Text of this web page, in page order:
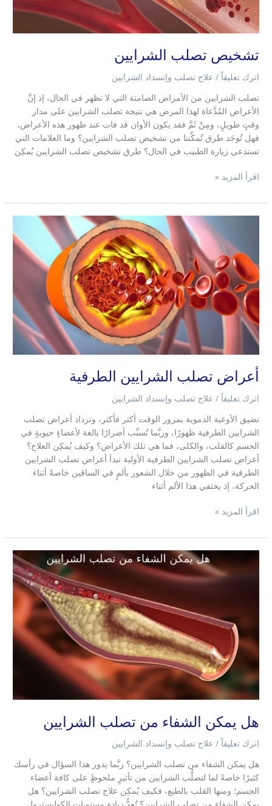
تشخيص تصلب الشرايين
اترك تعليقاً /علاج تصلب وإنسداد الشرايين
تصلب الشرايين من الأمراض الصامتة التي لا تظهر في الحال، إذ إنَّ
الأعراض المُدَّعاة لهذا المرض هي نتيجة تصلب الشرايين على مدار
وقتٍ طويلٍ، ومِنْ ثَمَّ فقد يكون الأوان قد فات عند ظهور هذه الأعراض،
فهل تُوجَد طرق تُمكِّننا من تشخيص تصلب الشرايين؟ وما العلامات التي
تستدعي زيارة الطبيب في الحال؟ طرق تشخيص تصلب الشرايين يُمكِن
اقرأ المزيد »
أعراض تصلب الشرايين الطرفية
اترك تعليقاً /علاج تصلب وإنسداد الشرايين
تضيق الأوعية الدموية بمرور الوقت أكثر فأكثر، وتزداد أعراض تصلب
الشرايين الطرفية ظهورًا، وربَّما تُسبِّب أضرارًا بالغة لأعضاءٍ حيويةٍ في
الجسم كالقلب، والكلى، فما هي تلك الأعراض؟ وكيف يُمكِن العلاج؟
أعراض تصلب الشرايين الطرفية الأولية تبدأ أعراض تصلب الشرايين
الطرفية في الظهور من خلال الشعور بألمٍ في الساقين خاصةً أثناء
الحركة، إذ يختفي هذا الألم أثناء
الشرايين
الطرفية
اقرأ المزيد »
هل يمكن الشفاء من تصلب الشرايين
اترك تعليقاً /علاج تصلب وإنسداد الشرايين
هل يمكن الشفاء من تصلب الشرايين؟ ربَّما يدور هذا السؤال في رأسك
كثيرًا خاصةً لما لتصلُّب الشرايين من تأثيرٍ ملحوظٍ على كافة أعضاء
الجسم؛ ومنها القلب بالطبع، فكيف يُمكِن علاج تصلب الشرايين؟ هل